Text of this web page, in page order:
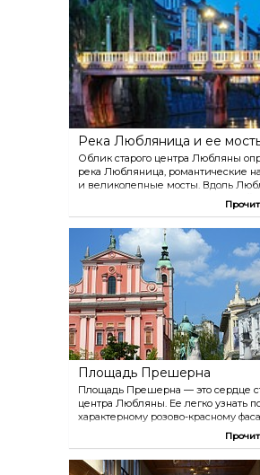
ордена иезуитов, а украшают собор
Джулио Квальо. Это здание
шедевром барочного искусства.
упоминания заслуживают также
созданные уже в ХХ веке. Рельефы
двери отображают исторические
створки задней двери украшены
словенских епископов и Иисуса
Река Любляница и ее
Облик старого центра Любляны
река Любляница, романтические
и великолепные мосты. Вдоль
набережных, спроектированных
Плечником, расположено множество
небольших тихих кафе, в которых
пообщаться с друзьями на фоне
видов. Чтобы поближе
Любляницей, прокатитесь на
прогулочных катеров. На
проводят экскурсии.
Площадь Прешерна
Площадь Прешерна — это сердце
центра Любляны. Ее легко узнать
характерному розово-красному
францисканской церкви, памятнику
прославленному словенскому
Прешерну, в честь которого
знаменитому Тройному мосту